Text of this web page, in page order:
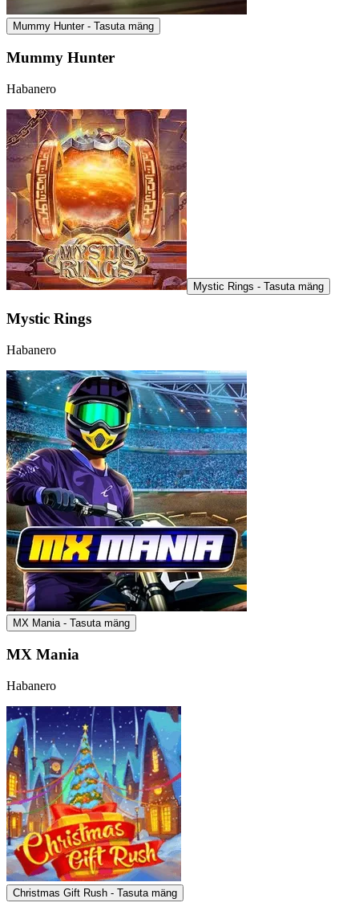
Mummy Hunter - Tasuta mäng
Mummy Hunter
Habanero
Mystic Rings - Tasuta mäng
Mystic Rings
Habanero
MX Mania - Tasuta mäng
MX Mania
Habanero
Christmas Gift Rush - Tasuta mäng